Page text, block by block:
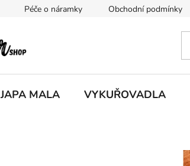
Péče o náramky Obchodní podmínky
JAPA MALA VYKUŘOVADLA